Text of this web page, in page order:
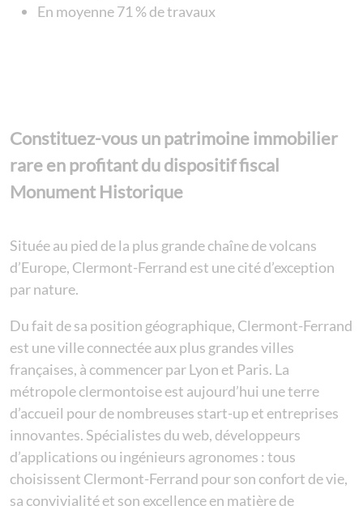
En moyenne 71 % de travaux
Constituez-vous un patrimoine immobilier
rare en profitant du dispositif fiscal
Monument Historique
Située au pied de la plus grande chaîne de volcans
d’Europe, Clermont-Ferrand est une cité d’exception
par nature.
Du fait de sa position géographique, Clermont-Ferrand
est une ville connectée aux plus grandes villes
françaises, à commencer par Lyon et Paris. La
métropole clermontoise est aujourd’hui une terre
d’accueil pour de nombreuses start-up et entreprises
innovantes. Spécialistes du web, développeurs
d’applications ou ingénieurs agronomes : tous
choisissent Clermont-Ferrand pour son confort de vie,
sa convivialité et son excellence en matière de